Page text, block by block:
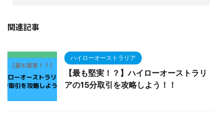
関連記事
ハイローオーストラリア
【最も堅実！？】ハイローオーストラリ
アの15分取引を攻略しよう！！